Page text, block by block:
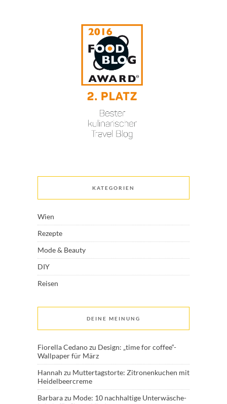
KATEGORIEN
Wien
Rezepte
Mode & Beauty
DIY
Reisen
DEINE MEINUNG
Fiorella Cedanozu Design: „time for coffee“-
Wallpaper für März
Hannah zu Muttertagstorte: Zitronenkuchen mit
Heidelbeercreme
Barbarazu Mode: 10 nachhaltige Unterwäsche-